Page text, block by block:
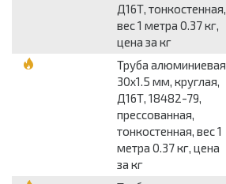
Д16Т, тонкостенная,
вес 1 метра 0.37 кг,
цена за кг
Труба алюминиевая
30x1.5 мм, круглая,
Д16Т, 18482-79,
прессованная,
тонкостенная, вес 1
метра 0.37 кг, цена
за кг